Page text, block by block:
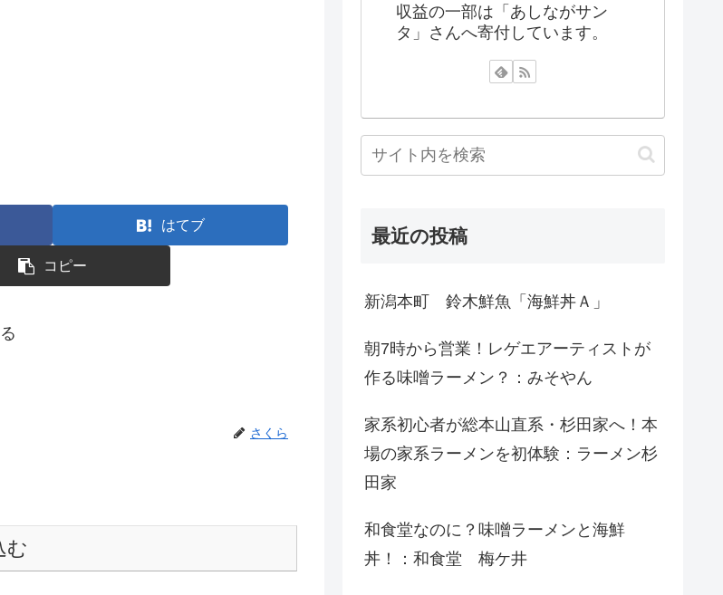
はてブ
コピー
さくら
む
収益の一部は「あしながサン
タ」さんへ寄付しています。
最近の投稿
新潟本町 鈴木鮮魚「海鮮丼Ａ」
朝7時から営業！レゲエアーティストが
作る味噌ラーメン？：みそやん
家系初心者が総本山直系・杉田家へ！本
場の家系ラーメンを初体験：ラーメン杉
田家
和食堂なのに？味噌ラーメンと海鮮
丼！：和食堂 梅ケ井